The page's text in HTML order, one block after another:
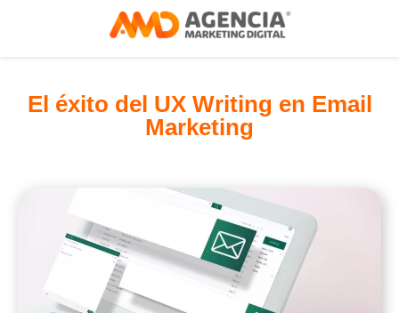
El éxito del UX Writing en Email
Marketing